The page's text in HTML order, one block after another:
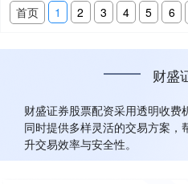
首页 1 2 3 4 5 6
财盛
财盛证券股票配资采用透明收费
同时提供多样灵活的交易方案，
升交易效率与安全性。